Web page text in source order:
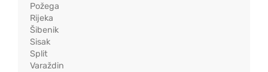
Požega
Rijeka
Šibenik
Sisak
Split
Varaždin